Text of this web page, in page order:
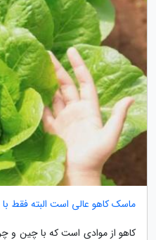
ماسک کاهو عالی است البته فقط با
کاهو از موادی است که با چین و